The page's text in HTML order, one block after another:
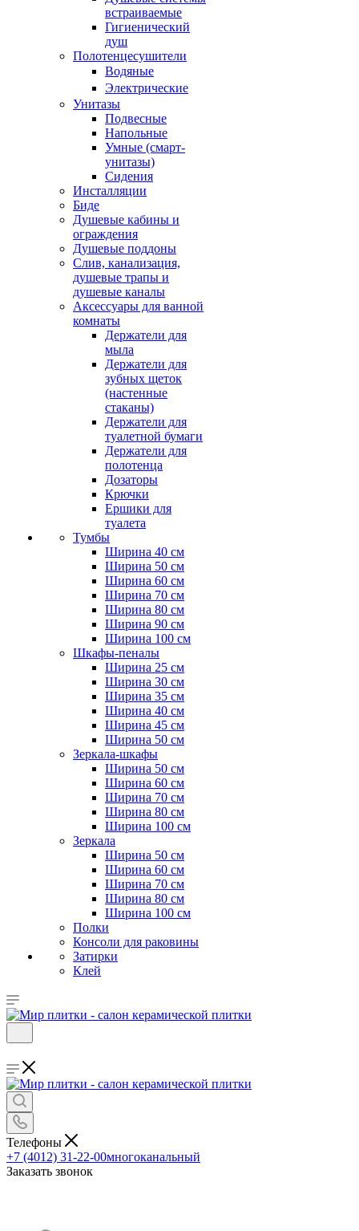
встраиваемые
Гигиенический
душ
Полотенцесушители
ㅤВодяные
ㅤЭлектрические
Унитазы
Подвесные
Напольные
Умные (смарт-
унитазы)
Сидения
Инсталляции
Биде
Душевые кабины и
ограждения
Душевые поддоны
Слив, канализация,
душевые трапы и
душевые каналы
Аксессуары для ванной
комнаты
Держатели для
мыла
Держатели для
зубных щеток
(настенные
стаканы)
Держатели для
туалетной бумаги
Держатели для
полотенца
Дозаторы
Крючки
Ершики для
туалета
Тумбы
Ширина 40 см
Ширина 50 см
Ширина 60 см
Ширина 70 см
Ширина 80 см
Ширина 90 см
Ширина 100 см
Шкафы-пеналы
Ширина 25 см
Ширина 30 см
Ширина 35 см
Ширина 40 см
Ширина 45 см
Ширина 50 см
Зеркала-шкафы
Ширина 50 см
Ширина 60 см
Ширина 70 см
Ширина 80 см
Ширина 100 см
Зеркала
Ширина 50 см
Ширина 60 см
Ширина 70 см
Ширина 80 см
Ширина 100 см
Полки
Консоли для раковины
Затирки
Клей
Телефоны
+7 (4012) 31-22-00многоканальный
Заказать звонок